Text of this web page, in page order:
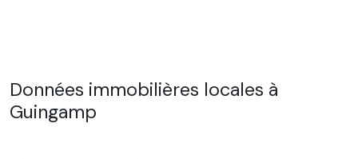
Données immobilières locales à
Guingamp